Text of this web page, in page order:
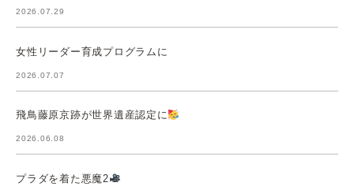
2026.07.29
女性リーダー育成プログラムに
2026.07.07
飛鳥藤原京跡が世界遺産認定に
2026.06.08
プラダを着た悪魔2